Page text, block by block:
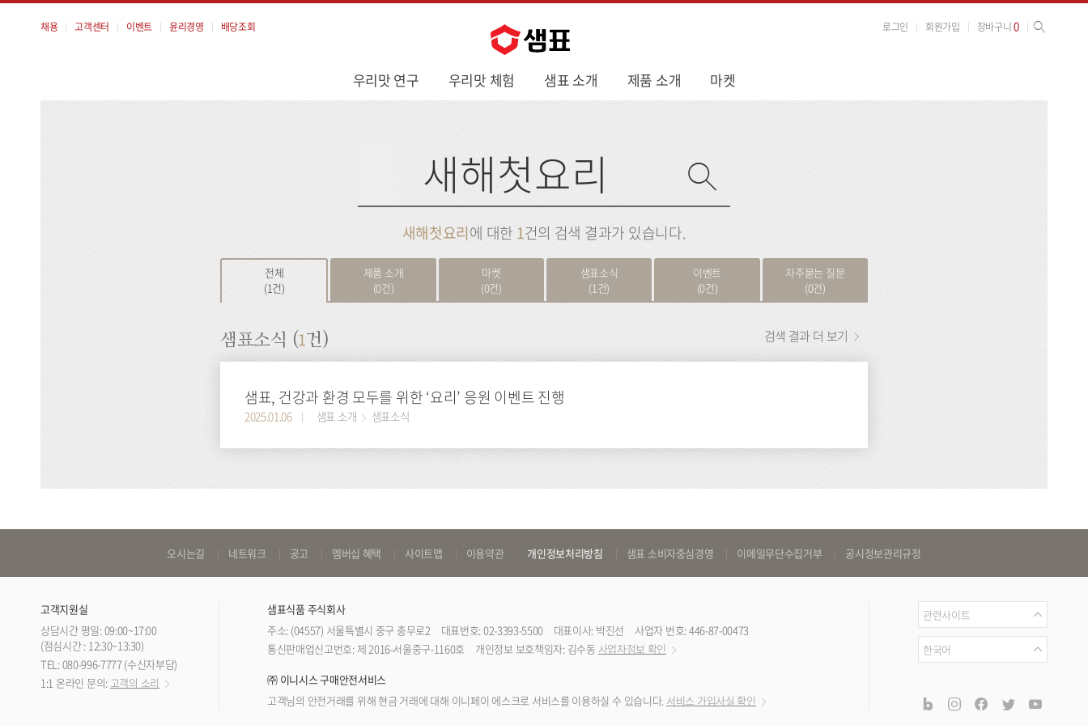
뉴
우리맛 연구 우리맛 체험 샘표 소개 제품 소개 마켓
채용 고객센터 이벤트 윤리경영 배당조회 로그인 회원가입 장바구니0 사이트 검색
검
검
새해첫요리에 대한 1건의 검색 결과가 있습니다.
전체
(1건)
제품 소개
(0건)
마켓
(0건)
샘표소식
(1건)
이벤트
(0건)
자주묻는 질문
(0건)
샘표소식 (1건)
샘표, 건강과 환경 모두를 위한 ‘요리’ 응원 이벤트 진행
2025.01.06 샘표 소개 샘표소식
검색 결과 더 보기
로
기
링
크
오시는길 네트워크 공고 멤버십 혜택 사이트맵 이용약관 개인정보처리방침 샘표 소비자중심경영 이메일무단수집거부 공시정보관리규정
관
련
사
트
관련사이트
언
한국어
공
식
blog instagramfacebook
twitter
고객지원실
상담시간 평일: 09:00~17:00
(점심시간 : 12:30~13:30)
TEL: 080-996-7777 (수신자부담)
1:1 온라인 문의: 고객의 소리
샘표식품 주식회사
주소: (04557) 서울특별시 중구 충무로2
대표번호: 02-3393-5500 대표이사: 박진선
사업자 번호: 446-87-00473
통신판매업신고번호: 제 2016-서울중구-1160호
개인정보 보호책임자: 김수동 사업자정보 확인
㈜ 이니시스 구매안전서비스
고객님의 안전거래를 위해 현금 거래에 대해 이니페이 에스크로 서비스를 이용하실 수 있습니다. 서비스 가입사실 확인